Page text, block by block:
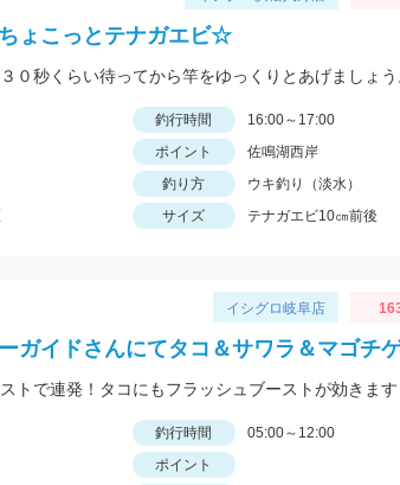
ょこっとテナガエビ☆
０秒くらい待ってから竿をゆっくりとあげましょう
釣行時間
16:00～17:00
ポイント
佐鳴湖西岸
釣り方
ウキ釣り（淡水）
サイズ テナガエビ10㎝前後
イシグロ岐阜店
ガイドさんにてタコ＆サワラ＆マゴチ
トで連発！タコにもフラッシュブーストが効きます
釣行時間
05:00～12:00
ポイント